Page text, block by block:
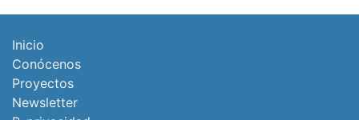
Inicio
Conócenos
Proyectos​
Newsletter